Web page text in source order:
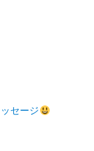
セージ